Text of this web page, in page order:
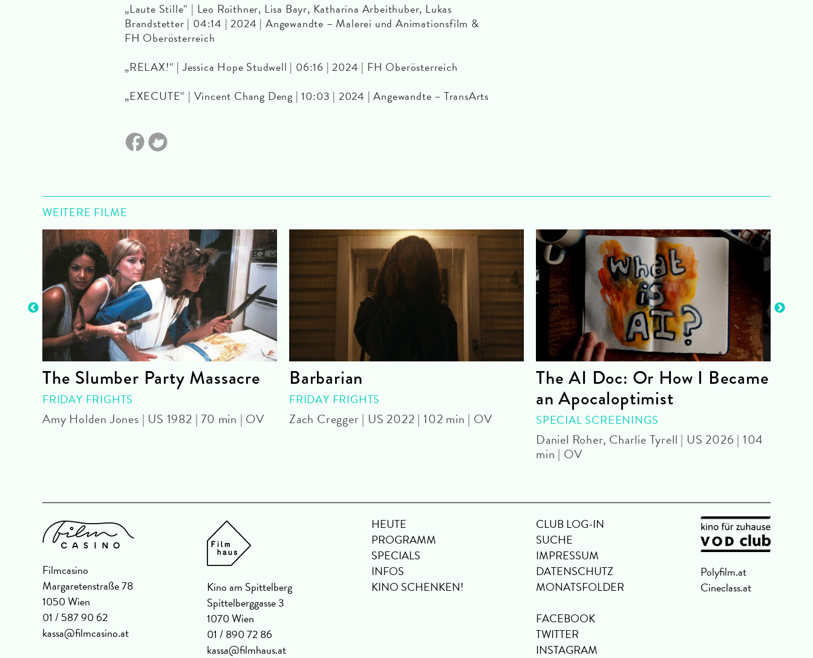
„Laute Stille“ | Leo Roithner, Lisa Bayr, Katharina Arbeithuber, Lukas
Brandstetter | 04:14 | 2024 | Angewandte – Malerei und Animationsfilm &
FH Oberösterreich
„RELAX!“ | Jessica Hope Studwell | 06:16 | 2024 | FH Oberösterreich
„EXECUTE“ | Vincent Chang Deng | 10:03 | 2024 | Angewandte – TransArts
WEITERE FILME
The Slumber Party Massacre
FRIDAY FRIGHTS
Amy Holden Jones | US 1982 | 70 min | OV
Barbarian
FRIDAY FRIGHTS
Zach Cregger | US 2022 | 102 min | OV
The AI Doc: Or How I Became
an Apocaloptimist
SPECIAL SCREENINGS
Daniel Roher, Charlie Tyrell | US 2026 | 104
min | OV
Filmcasino
Margaretenstraße 78
1050 Wien
01 / 587 90 62
kassa@filmcasino.at
Kino am Spittelberg
Spittelberggasse 3
1070 Wien
01 / 890 72 86
kassa@filmhaus.at
HEUTE
PROGRAMM
SPECIALS
INFOS
KINO SCHENKEN!
CLUB LOG-IN
SUCHE
IMPRESSUM
DATENSCHUTZ
MONATSFOLDER
FACEBOOK
TWITTER
INSTAGRAM
Polyfilm.at
Cineclass.at